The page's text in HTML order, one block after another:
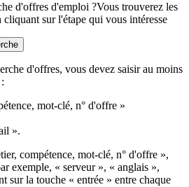
d'offres d'emploi ?Vous trouverez les
sur l'étape qui vous intéresse
d'offres, vous devez saisir au moins
mot-clé, n° d'offre »
».
compétence, mot-clé, n° d'offre »,
exemple, « serveur », « anglais »,
sur la touche « entrée » entre chaque